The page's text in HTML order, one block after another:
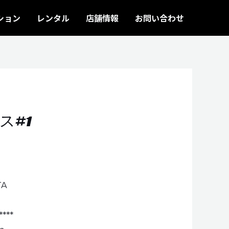
ョン レンタル 店舗情報 お問い合わせ​
#1
**